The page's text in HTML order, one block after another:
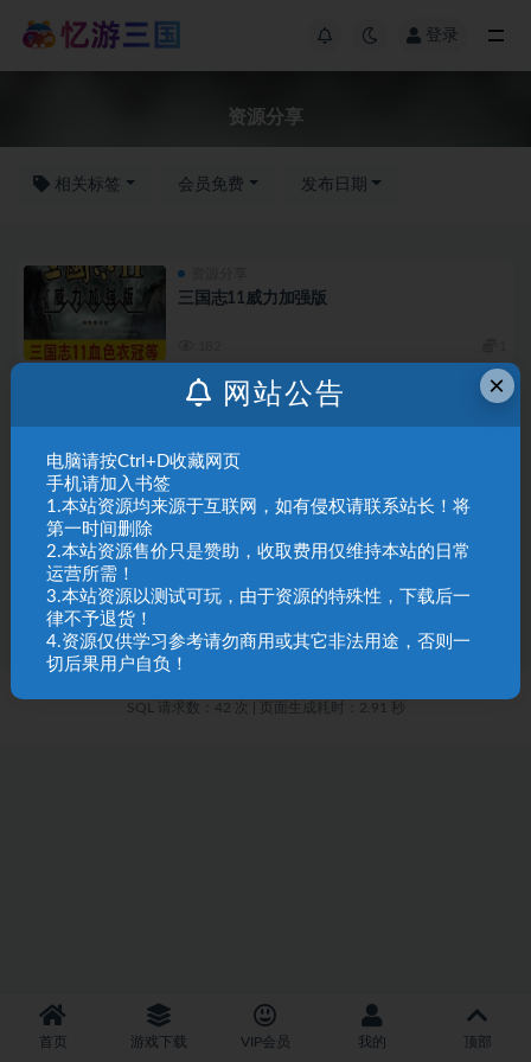
登录
资源分享
相关标签 会员免费 发布日期
三国志11威力加强版
资源分享
227
三国群英传常见问题解决 三国群英传游戏安装
SQL 请求数：42 次 页面生成耗时：2.91 秒
首页 游戏下载 VIP会员 我的 顶部
×
网站公告
电脑请按Ctrl+D收藏网页
手机请加入书签
1.本站资源均来源于互联网，如有侵权请联系站长！将
第一时间删除
2.本站资源售价只是赞助，收取费用仅维持本站的日常
运营所需！
3.本站资源以测试可玩，由于资源的特殊性，下载后一
律不予退货！
4.资源仅供学习参考请勿商用或其它非法用途，否则一
切后果用户自负！